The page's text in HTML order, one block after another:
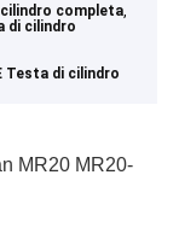
cilindro completa,
di cilindro
Testa di cilindro
MR20 MR20-